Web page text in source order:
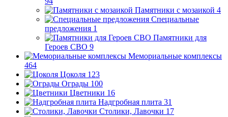
Памятники с мозаикой 4
Специальные
предложения 1
Памятники для
Героев СВО 9
Мемориальные комплексы
464
Цоколя 123
Ограды 100
Цветники 16
Надгробная плита 31
Столики, Лавочки 17